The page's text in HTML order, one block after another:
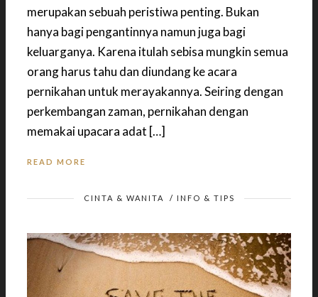
merupakan sebuah peristiwa penting. Bukan
hanya bagi pengantinnya namun juga bagi
keluarganya. Karena itulah sebisa mungkin semua
orang harus tahu dan diundang ke acara
pernikahan untuk merayakannya. Seiring dengan
perkembangan zaman, pernikahan dengan
memakai upacara adat […]
READ MORE
CINTA & WANITA / INFO & TIPS